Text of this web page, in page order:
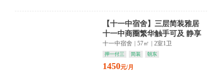
【十一中宿舍】三层简装雅居
十一中商圈繁华触手可及 静享
都市慢生活
十一中宿舍 57㎡ 2室1卫
押一付三 简装 朝东
1450元/月